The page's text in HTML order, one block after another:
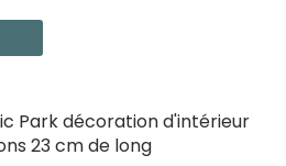
Park décoration d'intérieur
23 cm de long